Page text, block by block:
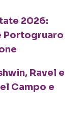
2026:
Portogruaro
Ravel e
Campo e